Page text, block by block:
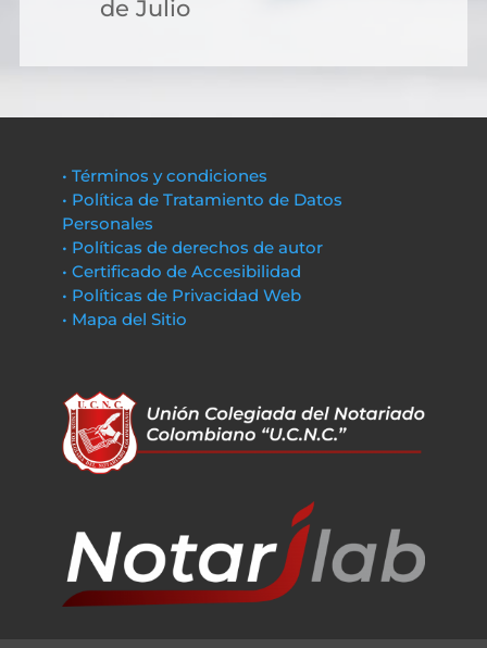
de Julio
• Términos y condiciones
• Política de Tratamiento de Datos
Personales
• Políticas de derechos de autor
• Certificado de Accesibilidad
• Políticas de Privacidad Web
• Mapa del Sitio